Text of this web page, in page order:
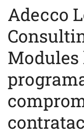
Adecco